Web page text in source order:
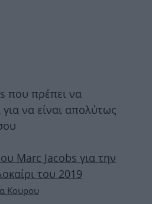
που πρέπει να
να είναι απολύτως
Marc Jacobs για την
του 2019
Κουρου